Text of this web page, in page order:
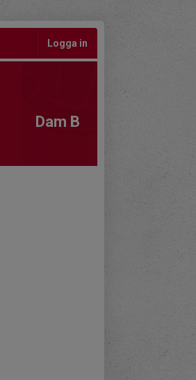
Logga in
Dam B